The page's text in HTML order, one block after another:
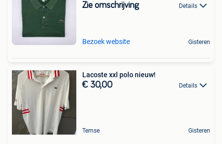
Zie omschrijving Details
Bezoek website Gisteren
Lacoste xxl polo nieuw!
€ 30,00 Details
Temse Gisteren